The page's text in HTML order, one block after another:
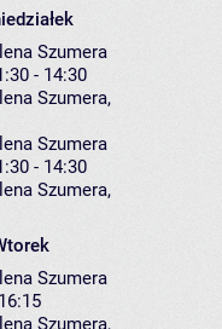
Szumera
- 14:30
Szumera,
Szumera
- 14:30
Szumera,
Szumera
Szumera,